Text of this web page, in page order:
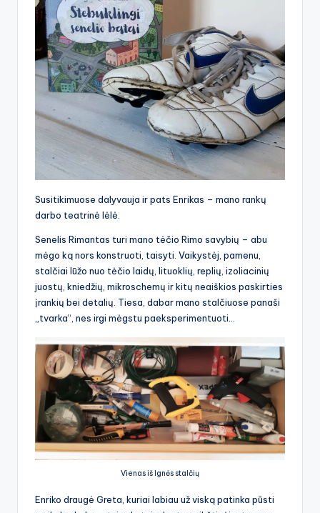
Susitikimuose dalyvauja ir pats Enrikas – mano rankų
darbo teatrinė lėlė.
Senelis Rimantas turi mano tėčio Rimo savybių – abu
mėgo ką nors konstruoti, taisyti. Vaikystėj, pamenu,
stalčiai lūžo nuo tėčio laidų, lituoklių, replių, izoliacinių
juostų, kniedžių, mikroschemų ir kitų neaiškios paskirties
įrankių bei detalių. Tiesa, dabar mano stalčiuose panaši
„tvarka“, nes irgi mėgstu paeksperimentuoti…
Vienas iš Ignės stalčių
Enriko draugė Greta, kuriai labiau už viską patinka pūsti